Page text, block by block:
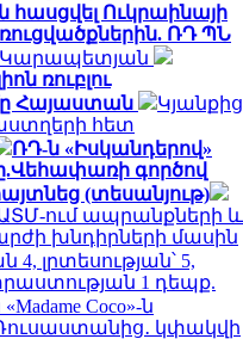
հասցվել Ուկրաինայի
ՌԴ ՊՆ
Կարապետյան
ռուբլու
Հայաստան
Կյանքից
հետ
ՌԴ-ն «Իսկանդերով»
գործով
(տեսանյութ)
ում ապրանքների և
խնդիրների մասին
լրտեսության՝ 5,
1 դեպք.
Coco»-ն
կփակվի